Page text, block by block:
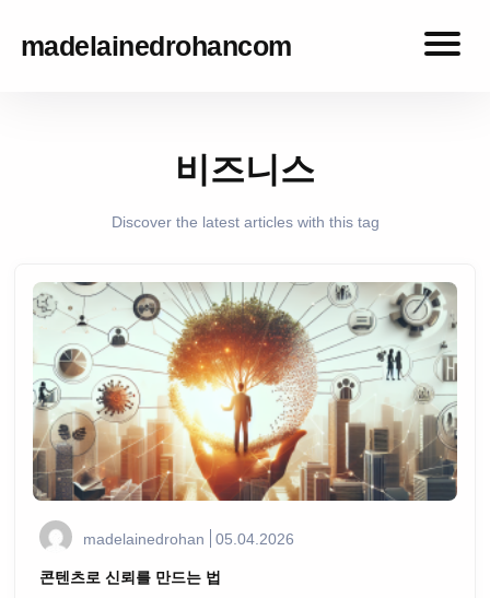
madelainedrohancom
비즈니스
Discover the latest articles with this tag
madelainedrohan 05.04.2026
콘텐츠로 신뢰를 만드는 법